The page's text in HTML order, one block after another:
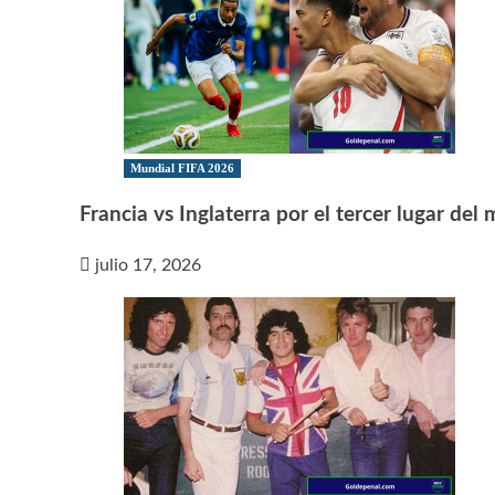
Mundial FIFA 2026
Francia vs Inglaterra por el tercer lugar del
julio 17, 2026